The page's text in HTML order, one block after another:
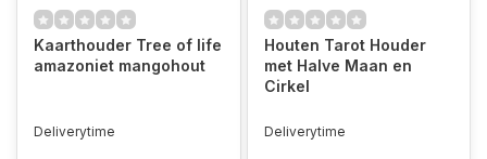
Kaarthouder Tree of life
amazoniet mangohout
Deliverytime
Houten Tarot Houder
met Halve Maan en
Cirkel
Deliverytime